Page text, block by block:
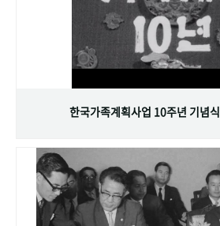
한국가족계획사업 10주년 기념